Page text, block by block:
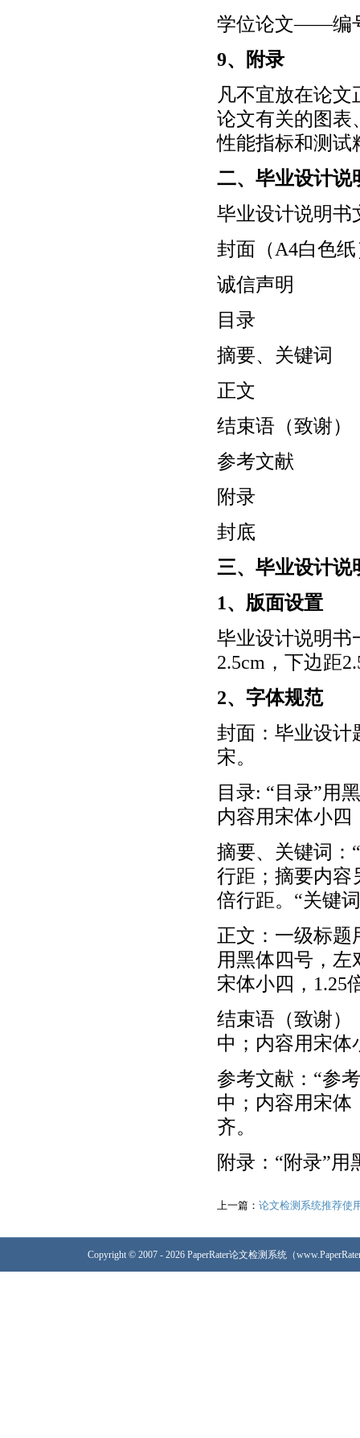
学位论文——编
9、附录
凡不宜放在论
论文有关的图表
性能指标和测试
二、毕业设计说
毕业设计说明书
封面（A4白色
诚信声明
目录
摘要、关键词
正文
结束语（致谢）
参考文献
附录
封底
三、毕业设计说
1、版面设置
毕业设计说明书
2.5cm，下边距
2、字体规范
封面：毕业设计
宋。
目录: “目录”用
内容用宋体小四
摘要、关键词：
行距；摘要内容
倍行距。“关键
正文：一级标题
用黑体四号，
宋体小四，1.25
结束语（致谢）
中；内容用宋体
参考文献：“参
中；内容用宋体
齐。
附录：“附录”
上一篇： 论文检测系统推荐使
Copyright © 2007 - 2026 PaperRater论文检测系统（